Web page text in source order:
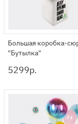
Большая коробка-
"Бутылка"
5299р.